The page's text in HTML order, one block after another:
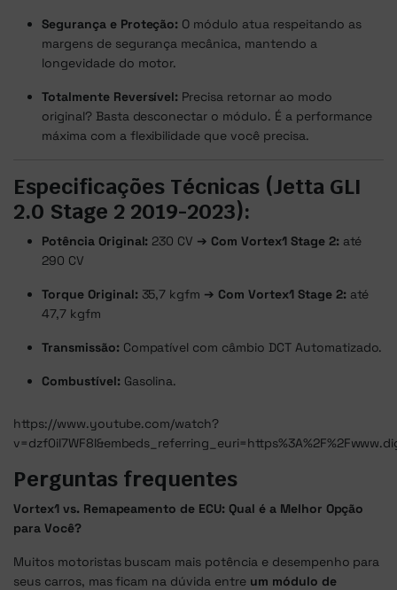
Segurança e Proteção: O módulo atua respeitando as
margens de segurança mecânica, mantendo a
longevidade do motor.
Totalmente Reversível: Precisa retornar ao modo
original? Basta desconectar o módulo. É a performance
máxima com a flexibilidade que você precisa.
Especificações Técnicas (Jetta GLI
2.0 Stage 2 2019-2023):
Potência Original: 230 CV ➔ Com Vortex1 Stage 2: até
290 CV
Torque Original: 35,7 kgfm ➔ Com Vortex1 Stage 2: até
47,7 kgfm
Transmissão: Compatível com câmbio DCT Automatizado.
Combustível: Gasolina.
https://www.youtube.com/watch?
Perguntas frequentes
Vortex1 vs. Remapeamento de ECU: Qual é a Melhor Opção
para Você?
Muitos motoristas buscam mais potência e desempenho para
seus carros, mas ficam na dúvida entre um módulo de